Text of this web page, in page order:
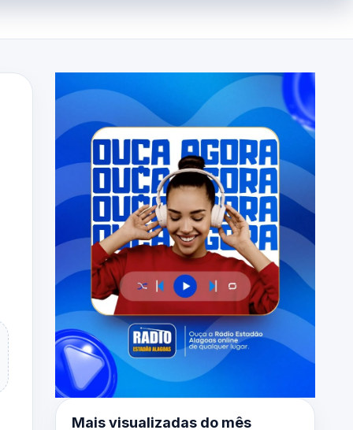
Mais visualizadas do mês